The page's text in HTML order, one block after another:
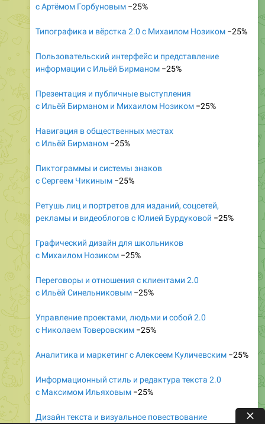
с Артёмом Горбуновым −25%
Типографика и вёрстка 2.0 с Михаилом Нозиком −25%
Пользовательский интерфейс и представление
информации с Ильёй Бирманом −25%
Презентация и публичные выступления
с Ильёй Бирманом и Михаилом Нозиком −25%
Навигация в общественных местах
с Ильёй Бирманом −25%
Пиктограммы и системы знаков
с Сергеем Чикиным −25%
Ретушь лиц и портретов для изданий, соцсетей,
рекламы и видеоблогов с Юлией Бурдуковой −25%
Графический дизайн для школьников
с Михаилом Нозиком −25%
Переговоры и отношения с клиентами 2.0
с Ильёй Синельниковым −25%
Управление проектами, людьми и собой 2.0
с Николаем Товеровским −25%
Аналитика и маркетинг с Алексеем Куличевским −25%
Информационный стиль и редактура текста 2.0
с Максимом Ильяховым −25%
Дизайн текста и визуальное повествование